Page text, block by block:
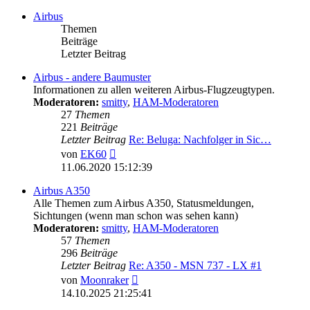
Airbus
Themen
Beiträge
Letzter Beitrag
Airbus - andere Baumuster
Informationen zu allen weiteren Airbus-Flugzeugtypen.
Moderatoren: smitty, HAM-Moderatoren
27 Themen
221 Beiträge
Letzter Beitrag Re: Beluga: Nachfolger in Sic…
von EK60
Beitrag
11.06.2020 15:12:39
Airbus A350
Alle Themen zum Airbus A350, Statusmeldungen,
Sichtungen (wenn man schon was sehen kann)
Moderatoren: smitty, HAM-Moderatoren
57 Themen
296 Beiträge
Letzter Beitrag Re: A350 - MSN 737 - LX #1
von Moonraker
Beitrag
14.10.2025 21:25:41